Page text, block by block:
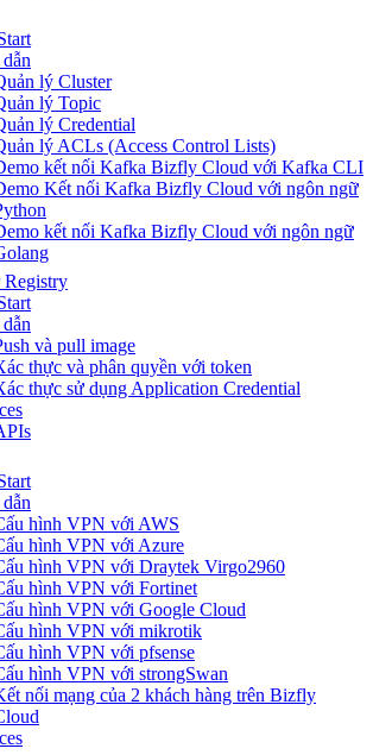
lý Cluster
lý Topic
lý Credential
lý ACLs (Access Control Lists)
kết nối Kafka Bizfly Cloud với Kafka CLI
Kết nối Kafka Bizfly Cloud với ngôn ngữ
kết nối Kafka Bizfly Cloud với ngôn ngữ
Registry
và pull image
thực và phân quyền với token
thực sử dụng Application Credential
hình VPN với AWS
hình VPN với Azure
hình VPN với Draytek Virgo2960
hình VPN với Fortinet
hình VPN với Google Cloud
hình VPN với mikrotik
hình VPN với pfsense
hình VPN với strongSwan
nối mạng của 2 khách hàng trên Bizfly